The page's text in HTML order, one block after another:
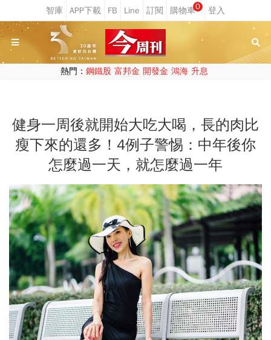
0
熱門： 鋼鐵股 富邦金 開發金 鴻海 升息
健身一周後就開始大吃大喝，長的肉比
瘦下來的還多！4例子警惕：中年後你
怎麼過一天，就怎麼過一年